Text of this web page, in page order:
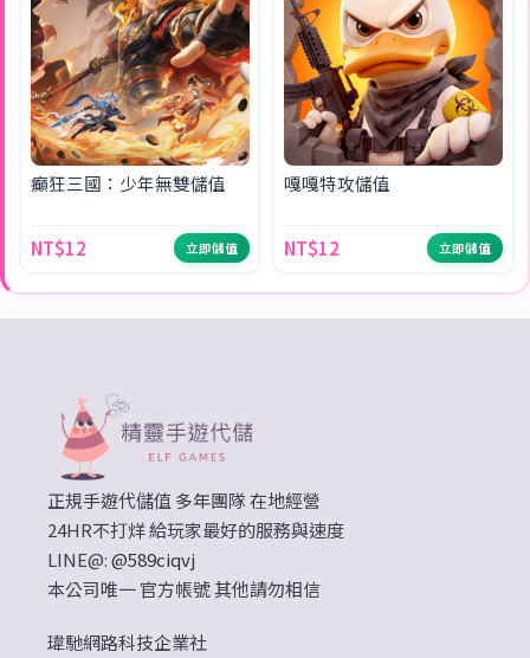
癲狂三國：少年無雙儲值
NT$12 立即儲值
嘎嘎特攻儲值
NT$12 立即儲值
正規手遊代儲值 多年團隊 在地經營
24HR不打烊 給玩家最好的服務與速度
LINE@:@589ciqvj
本公司唯一 官方帳號 其他請勿相信
瑋馳網路科技企業社